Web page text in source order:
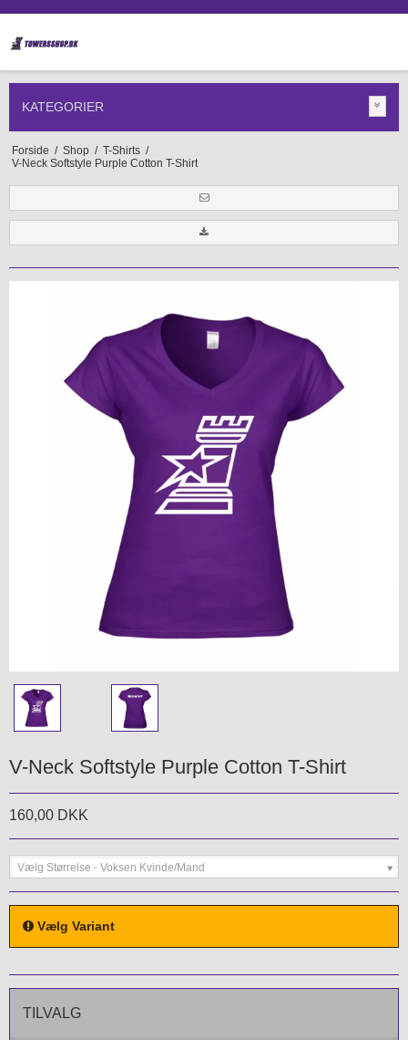
KATEGORIER
Forside / Shop / T-Shirts /
V-Neck Softstyle Purple Cotton T-Shirt
V-Neck Softstyle Purple Cotton T-Shirt
160,00 DKK
Vælg Størrelse - Voksen Kvinde/Mand
Vælg Variant
TILVALG